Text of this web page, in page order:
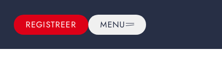
REGISTREER MENU